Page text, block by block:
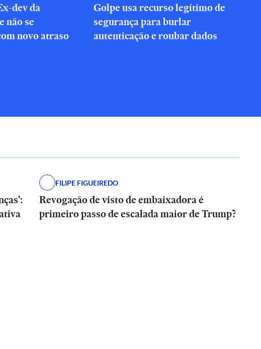
dev da
não se
novo atraso
Golpe usa recurso legítimo de
segurança para burlar
autenticação e roubar dados
FILIPE FIGUEIREDO
Revogação de visto de embaixadora é
primeiro passo de escalada maior de Trump?